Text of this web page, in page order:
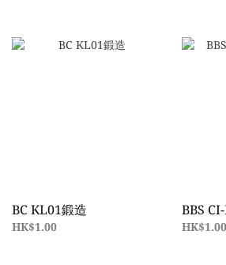
BC KL01鍛造
HK$1.00 HK$1.00